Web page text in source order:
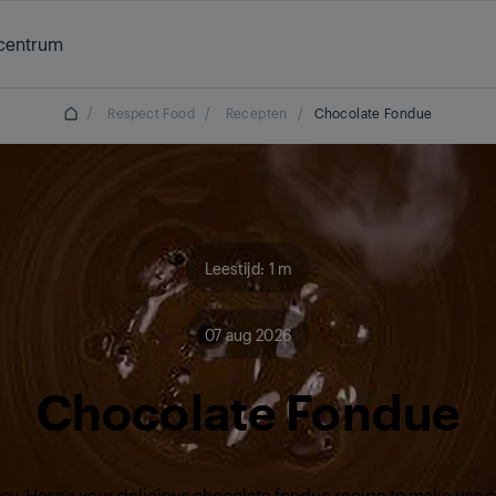
/ Respect Food / Recepten / Chocolate Fondue
Leestijd: 1 m
07 aug 2026
Chocolate Fondue